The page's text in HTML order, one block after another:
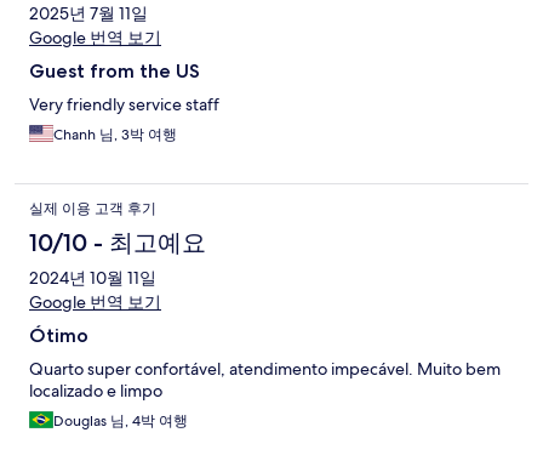
2025년 7월 11일
Google 번역 보기
Guest from the US
Very friendly service staff
Chanh 님, 3박 여행
실제 이용 고객 후기
10/10 - 최고예요
2024년 10월 11일
Google 번역 보기
Ótimo
Quarto super confortável, atendimento impecável. Muito bem
localizado e limpo
Douglas 님, 4박 여행